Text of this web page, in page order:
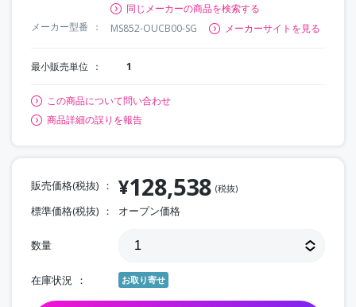
同じメーカーの商品を検索する
メーカー型番
MS852-OUCB00-SG メーカーサイトを見る
最小販売単位 1
この商品について問い合わせ
商品詳細の誤りを報告
販売価格(税抜) ¥128,538 (税抜)
標準価格(税抜) オープン価格
数量
在庫状況 お取り寄せ